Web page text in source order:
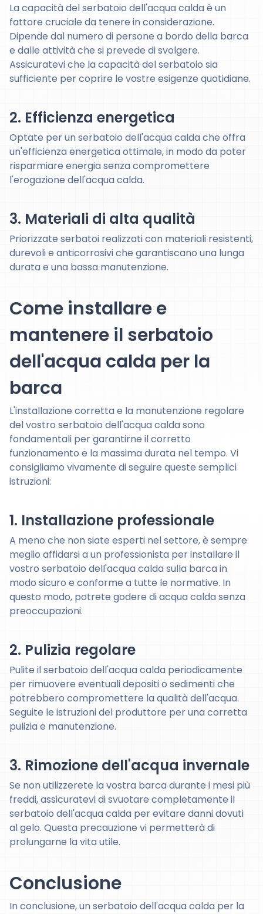
La capacità del serbatoio dell'acqua calda è un
fattore cruciale da tenere in considerazione.
Dipende dal numero di persone a bordo della barca
e dalle attività che si prevede di svolgere.
Assicuratevi che la capacità del serbatoio sia
sufficiente per coprire le vostre esigenze quotidiane.
2. Efficienza energetica
Optate per un serbatoio dell'acqua calda che offra
un'efficienza energetica ottimale, in modo da poter
risparmiare energia senza compromettere
l'erogazione dell'acqua calda.
3. Materiali di alta qualità
Priorizzate serbatoi realizzati con materiali resistenti,
durevoli e anticorrosivi che garantiscano una lunga
durata e una bassa manutenzione.
Come installare e
mantenere il serbatoio
dell'acqua calda per la
barca
L'installazione corretta e la manutenzione regolare
del vostro serbatoio dell'acqua calda sono
fondamentali per garantirne il corretto
funzionamento e la massima durata nel tempo. Vi
consigliamo vivamente di seguire queste semplici
istruzioni:
1. Installazione professionale
A meno che non siate esperti nel settore, è sempre
meglio affidarsi a un professionista per installare il
vostro serbatoio dell'acqua calda sulla barca in
modo sicuro e conforme a tutte le normative. In
questo modo, potrete godere di acqua calda senza
preoccupazioni.
2. Pulizia regolare
Pulite il serbatoio dell'acqua calda periodicamente
per rimuovere eventuali depositi o sedimenti che
potrebbero compromettere la qualità dell'acqua.
Seguite le istruzioni del produttore per una corretta
pulizia e manutenzione.
3. Rimozione dell'acqua invernale
Se non utilizzerete la vostra barca durante i mesi più
freddi, assicuratevi di svuotare completamente il
serbatoio dell'acqua calda per evitare danni dovuti
al gelo. Questa precauzione vi permetterà di
prolungarne la vita utile.
Conclusione
In conclusione, un serbatoio dell'acqua calda per la